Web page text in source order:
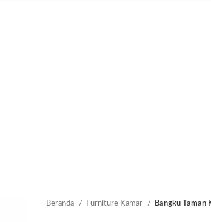
Beranda Furniture Kamar Bangku Taman